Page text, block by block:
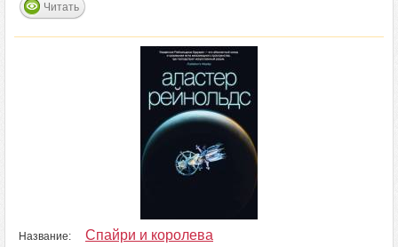
Читать
Название: Спайри и королева